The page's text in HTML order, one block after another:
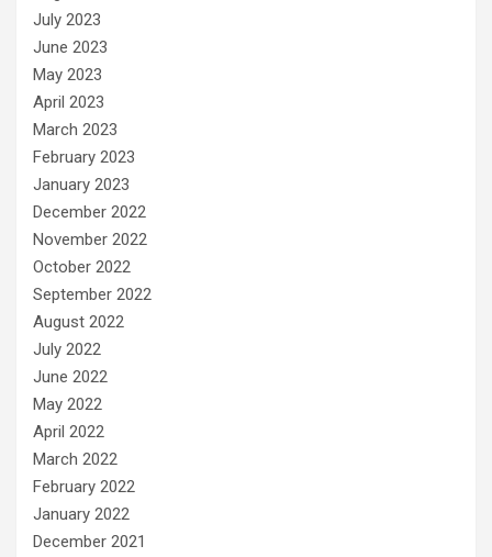
July 2023
June 2023
May 2023
April 2023
March 2023
February 2023
January 2023
December 2022
November 2022
October 2022
September 2022
August 2022
July 2022
June 2022
May 2022
April 2022
March 2022
February 2022
January 2022
December 2021